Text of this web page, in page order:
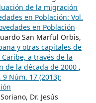
de la migración
en Población: Vol.
en Población
San Marful Orbis,
y otras capitales de
a través de la
de la década de 2000 ,
Núm. 17 (2013):
Dr. Jesús